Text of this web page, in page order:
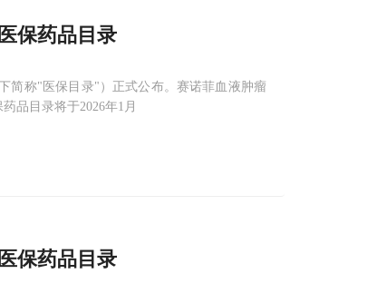
保药品目录
简称"医保目录"）正式公布。赛诺菲血液肿瘤
品目录将于2026年1月
保药品目录